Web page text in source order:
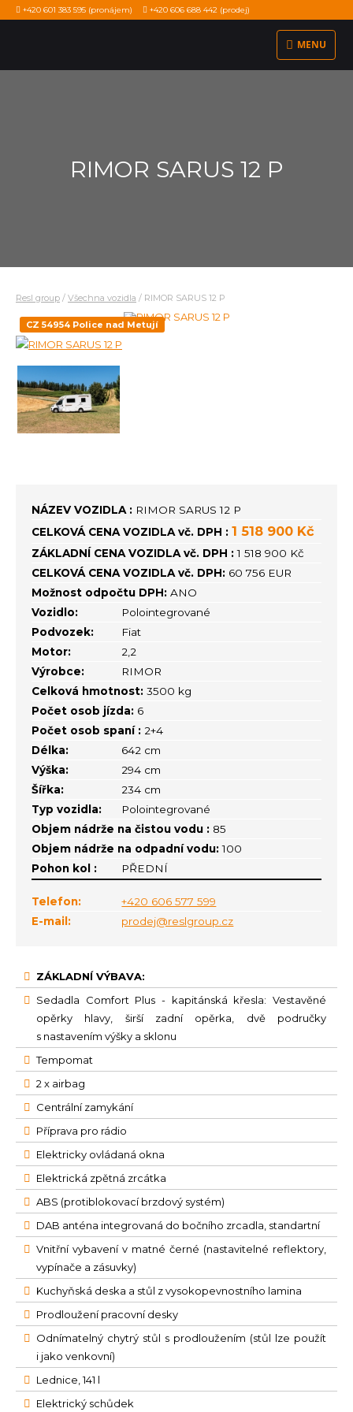
+420 601 383 595 (pronájem) +420 606 688 442 (prodej)
MENU
RIMOR SARUS 12 P
Resl group / Všechna vozidla / RIMOR SARUS 12 P
CZ 54954 Police nad Metují
NÁZEV VOZIDLA : RIMOR SARUS 12 P
CELKOVÁ CENA VOZIDLA vč. DPH : 1 518 900 Kč
ZÁKLADNÍ CENA VOZIDLA vč. DPH : 1 518 900 Kč
CELKOVÁ CENA VOZIDLA vč. DPH: 60 756 EUR
Možnost odpočtu DPH: ANO
Vozidlo:
Polointegrované
Podvozek:
Fiat
Motor:
2,2
Výrobce:
RIMOR
Celková hmotnost: 3500 kg
Počet osob jízda: 6
Počet osob spaní : 2+4
Délka:
642 cm
Výška:
294 cm
Šířka:
234 cm
Typ vozidla:
Polointegrované
Objem nádrže na čistou vodu : 85
Objem nádrže na odpadní vodu: 100
Pohon kol :
PŘEDNÍ
Telefon:
+420 606 577 599
E-mail:
prodej@reslgroup.cz
ZÁKLADNÍ VÝBAVA:
Sedadla Comfort Plus - kapitánská křesla: Vestavěné
opěrky hlavy, širší zadní opěrka, dvě područky
s nastavením výšky a sklonu
Tempomat
2 x airbag
Centrální zamykání
Příprava pro rádio
Elektricky ovládaná okna
Elektrická zpětná zrcátka
ABS (protiblokovací brzdový systém)
DAB anténa integrovaná do bočního zrcadla, standartní
Vnitřní vybavení v matné černé (nastavitelné reflektory,
vypínače a zásuvky)
Kuchyňská deska a stůl z vysokopevnostního lamina
Prodloužení pracovní desky
Odnímatelný chytrý stůl s prodloužením (stůl lze použít
i jako venkovní)
Lednice, 141 l
Elektrický schůdek